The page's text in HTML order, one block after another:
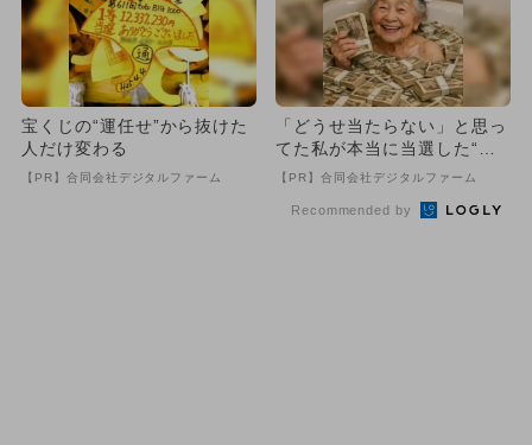
宝くじの“運任せ”から抜けた
人だけ変わる
【PR】合同会社デジタルファーム
「どうせ当たらない」と思っ
てた私が本当に当選した“買
い方”がこれ
【PR】合同会社デジタルファーム
Recommended by